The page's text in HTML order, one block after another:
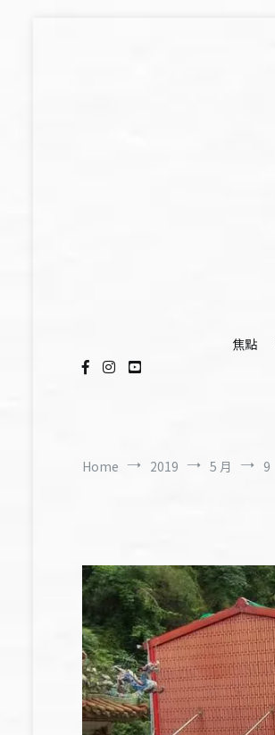
焦點
Home 2019 5 月 9